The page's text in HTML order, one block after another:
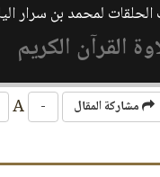
الحلقات لمحمد بن سرار
القرآن الكريم
مشاركة المقال -